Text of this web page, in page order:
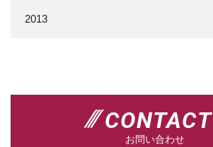
2013
CONTACT
お問い合わせ